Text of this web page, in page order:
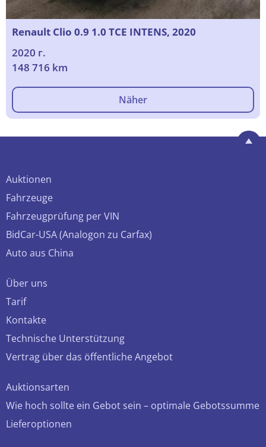
Renault Clio 0.9 1.0 TCE INTENS, 2020
2020 г.
148 716 km
Näher
Auktionen
Fahrzeuge
Fahrzeugprüfung per VIN
BidCar-USA (Analogon zu Carfax)
Auto aus China
Über uns
Tarif
Kontakte
Technische Unterstützung
Vertrag über das öffentliche Angebot
Auktionsarten
Wie hoch sollte ein Gebot sein – optimale Gebotssumme
Lieferoptionen